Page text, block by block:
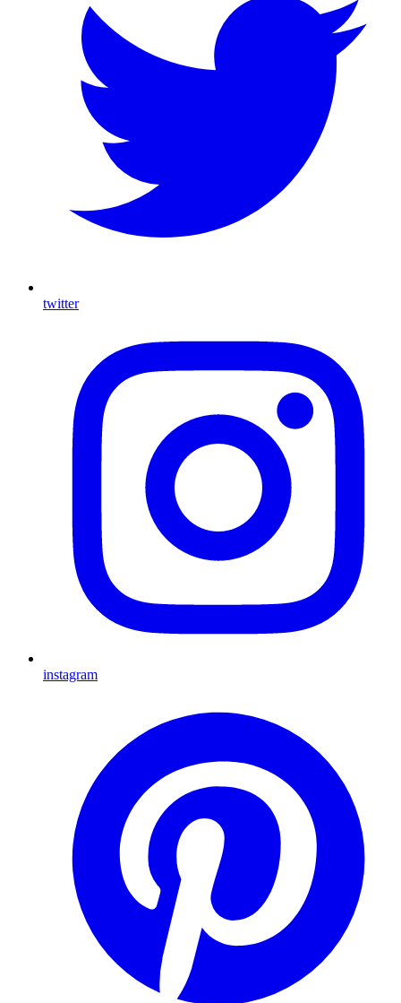
twitter
instagram